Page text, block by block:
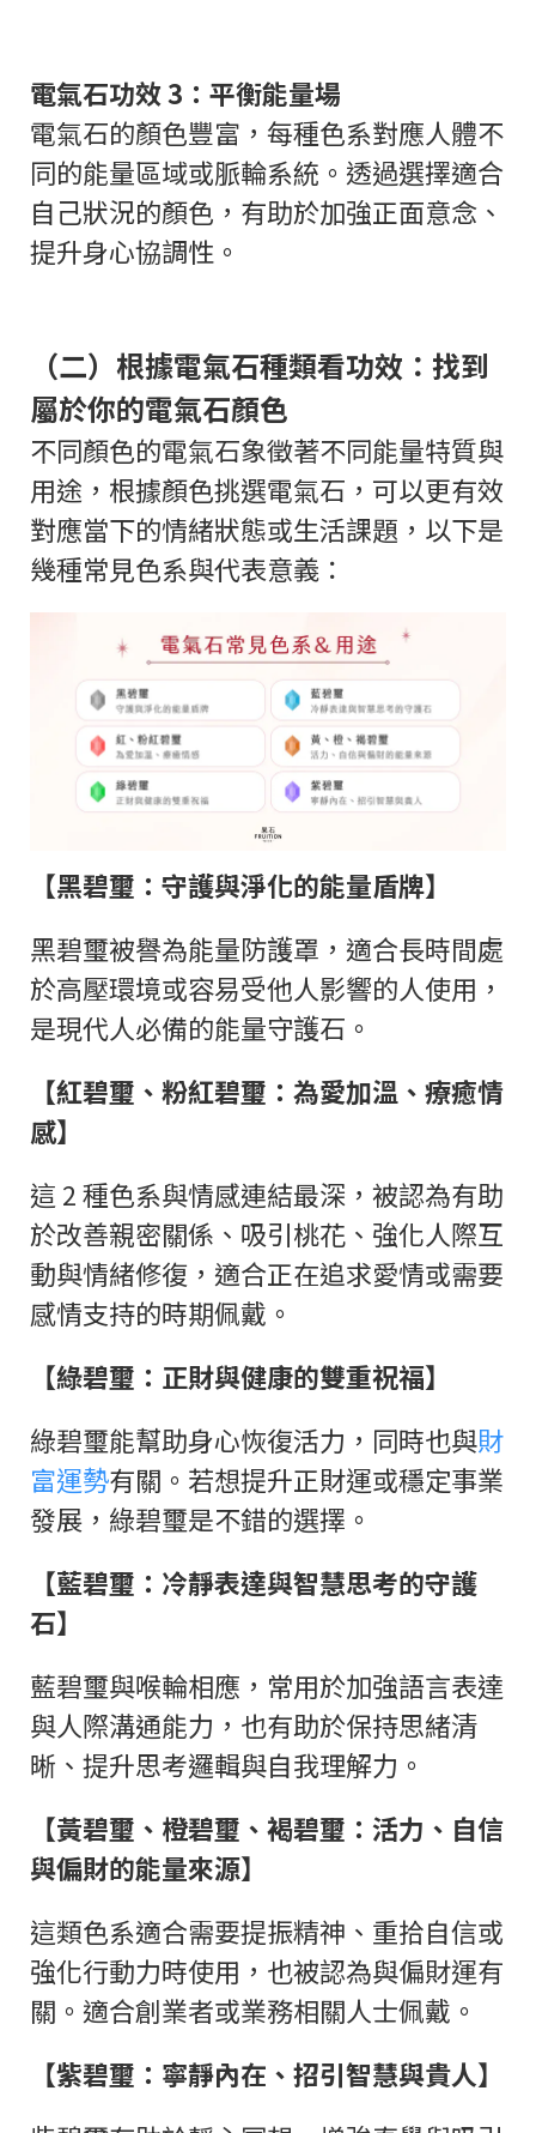
電氣石功效 3：平衡能量場
電氣石的顏色豐富，每種色系對應人體不
同的能量區域或脈輪系統。透過選擇適合
自己狀況的顏色，有助於加強正面意念、
提升身心協調性。
（二）根據電氣石種類看功效：找到
屬於你的電氣石顏色
不同顏色的電氣石象徵著不同能量特質與
用途，根據顏色挑選電氣石，可以更有效
對應當下的情緒狀態或生活課題，以下是
幾種常見色系與代表意義：
【黑碧璽：守護與淨化的能量盾牌】
黑碧璽被譽為能量防護罩，適合長時間處
於高壓環境或容易受他人影響的人使用，
是現代人必備的能量守護石。
【紅碧璽、粉紅碧璽：為愛加溫、療癒情
感】
這 2 種色系與情感連結最深，被認為有助
於改善親密關係、吸引桃花、強化人際互
動與情緒修復，適合正在追求愛情或需要
感情支持的時期佩戴。
【綠碧璽：正財與健康的雙重祝福】
綠碧璽能幫助身心恢復活力，同時也與財
富運勢有關。若想提升正財運或穩定事業
發展，綠碧璽是不錯的選擇。
【藍碧璽：冷靜表達與智慧思考的守護
石】
藍碧璽與喉輪相應，常用於加強語言表達
與人際溝通能力，也有助於保持思緒清
晰、提升思考邏輯與自我理解力。
【黃碧璽、橙碧璽、褐碧璽：活力、自信
與偏財的能量來源】
這類色系適合需要提振精神、重拾自信或
強化行動力時使用，也被認為與偏財運有
關。適合創業者或業務相關人士佩戴。
【紫碧璽：寧靜內在、招引智慧與貴人】